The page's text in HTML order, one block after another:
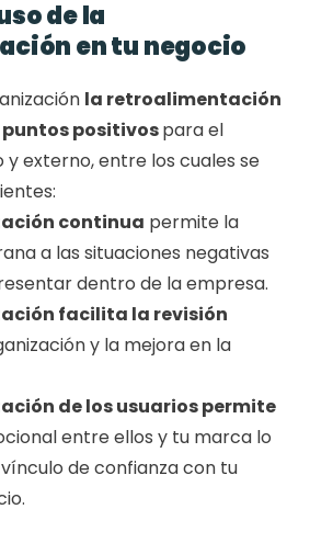
de la
en tu negocio
la retroalimentación
positivos para el
externo, entre los cuales se
continua permite la
a las situaciones negativas
dentro de la empresa.
facilita la revisión
y la mejora en la
de los usuarios permite
entre ellos y tu marca lo
de confianza con tu